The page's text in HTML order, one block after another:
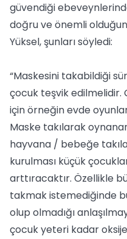
güvendiği
doğru ve önemli
Yüksel, şunları söyledi:
“Maskesini takabildiği
çocuk teşvik edilmelidir.
için örneğin evde
Maske takılarak
hayvana / bebeğe
kurulması küçük
arttıracaktır. Özellikle
takmak istemediğinde
olup olmadığı
çocuk yeteri kadar